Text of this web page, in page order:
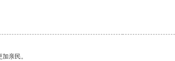
亲民。